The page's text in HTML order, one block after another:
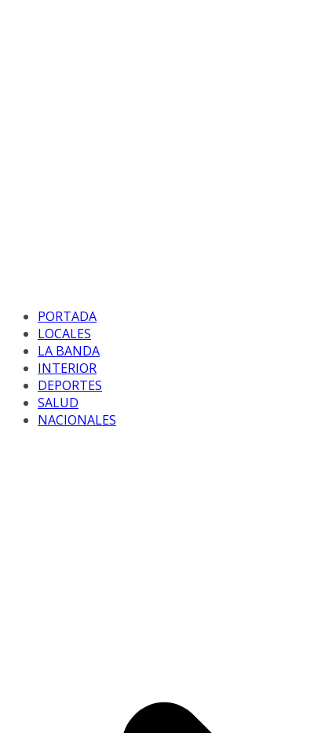
PORTADA
LOCALES
LA BANDA
INTERIOR
DEPORTES
SALUD
NACIONALES